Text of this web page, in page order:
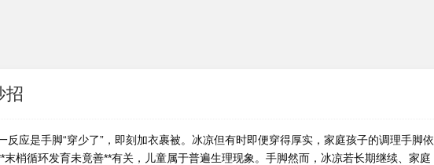
招
应是手脚“穿少了”，即刻加衣裹被。冰凉但有时即便穿得厚实，家庭孩子的调理手脚依
梢循环发育未竟善**有关，儿童属于普遍生理现象。手脚然而，冰凉若长期继续、家庭